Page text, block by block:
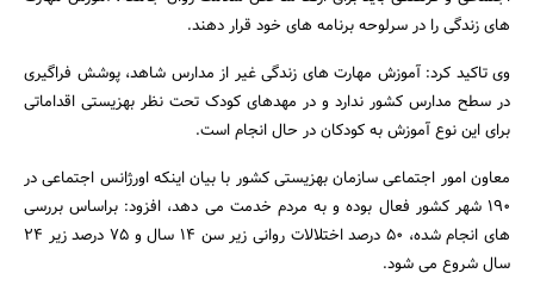
جستجو
های زندگی را در سرلوحه برنامه های خود قرار دهند.
وی تاکید کرد: آموزش مهارت های زندگی غیر از مدارس شاهد، پوشش فراگیری
در سطح مدارس کشور ندارد و در مهدهای کودک تحت نظر بهزیستی اقداماتی
برای این نوع آموزش به کودکان در حال انجام است.
معاون امور اجتماعی سازمان بهزیستی کشور با بیان اینکه اورژانس اجتماعی در
190 شهر کشور فعال بوده و به مردم خدمت می دهد، افزود: براساس بررسی
های انجام شده، 50 درصد اختلالات روانی زیر سن 14 سال و 75 درصد زیر 24
سال شروع می شود.